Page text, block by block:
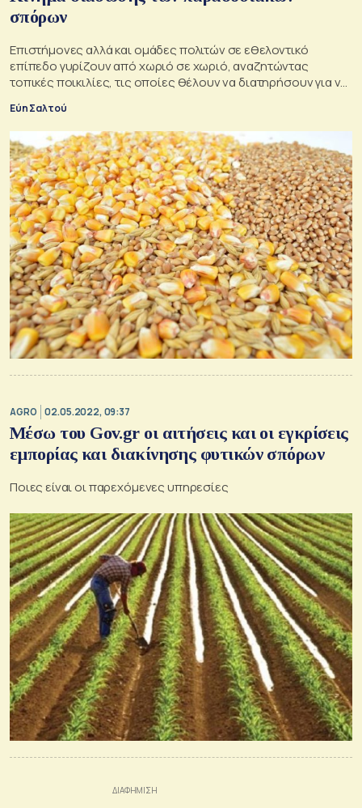
σπόρων
Επιστήμονες αλλά και ομάδες πολιτών σε εθελοντικό
επίπεδο γυρίζουν από χωριό σε χωριό, αναζητώντας
τοπικές ποικιλίες, τις οποίες θέλουν να διατηρήσουν για να
μη χαθούν
Εύη Σαλτού
AGRO 02.05.2022, 09:37
Μέσω του Gov.gr οι αιτήσεις και οι εγκρίσεις
εμπορίας και διακίνησης φυτικών σπόρων
Ποιες είναι οι παρεχόμενες υπηρεσίες